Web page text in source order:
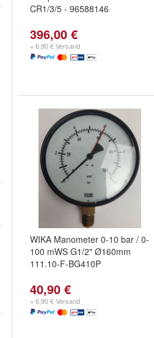
CR1/3/5 - 96588146
396,00 €
+ 6,90 € Versand
WIKA Manometer 0-10 bar / 0-
100 mWS G1/2" Ø160mm
111.10-F-BG410P
40,90 €
+ 6,90 € Versand